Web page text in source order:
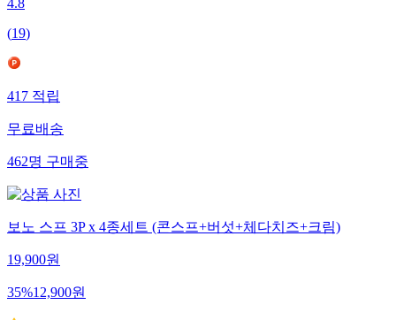
4.8
(19)
417적립
무료배송
462명구매중
보노 스프 3P x 4종세트 (콘스프+버섯+체다치즈+크림)
19,900원
35%12,900원